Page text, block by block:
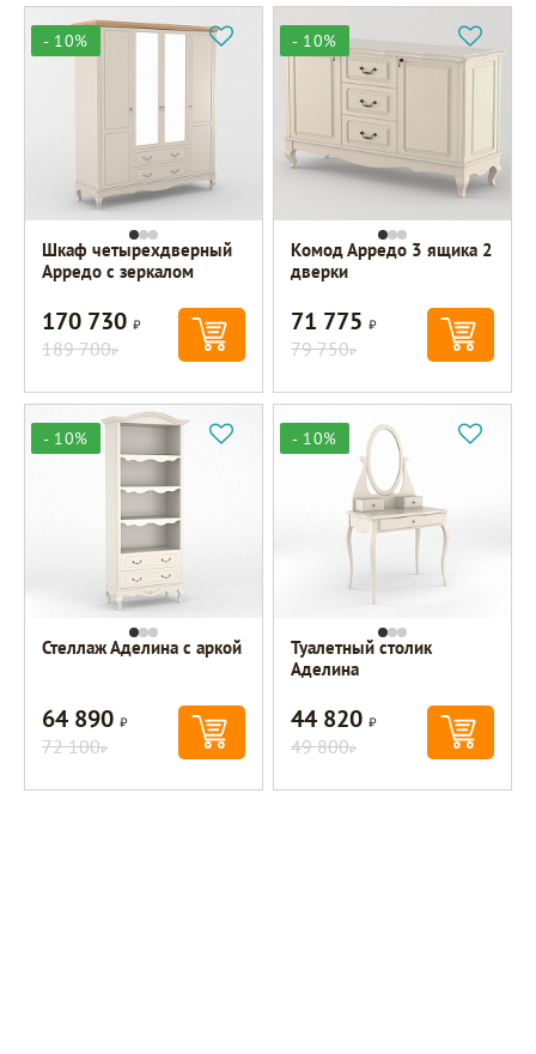
- 10%
Шкаф четырехдверный
Арредо с зеркалом
170 730Р
189 700Р
- 10%
Комод Арредо 3 ящика 2
дверки
71 775Р
79 750Р
- 10%
Стеллаж Аделина с аркой
64 890Р
72 100Р
- 10%
Туалетный столик
Аделина
44 820Р
49 800Р